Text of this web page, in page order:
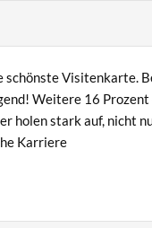
schönste Visitenkarte.
Weitere 16
holen stark auf, nicht
Karriere